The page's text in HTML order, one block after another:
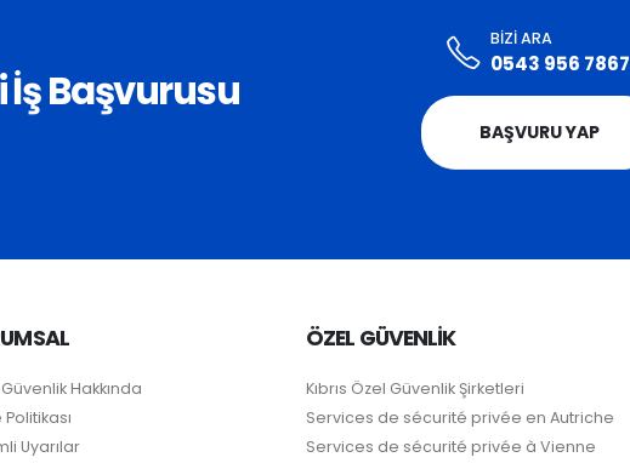
İş Başvurusu
BIZI ARA
0543 956 7867
BAŞVURU YAP
Hakkında
Uyarılar
ÖZEL GÜVENLİK
Kıbrıs Özel Güvenlik Şirketleri
Services de sécurité privée en Autriche
Services de sécurité privée à Vienne